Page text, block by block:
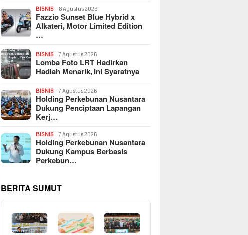
BISNIS 8 Agustus 2026
Fazzio Sunset Blue Hybrid x
Alkateri, Motor Limited Edition
…
BISNIS 7 Agustus 2026
Lomba Foto LRT Hadirkan
Hadiah Menarik, Ini Syaratnya
BISNIS 7 Agustus 2026
Holding Perkebunan Nusantara
Dukung Penciptaan Lapangan
Kerj…
BISNIS 7 Agustus 2026
Holding Perkebunan Nusantara
Dukung Kampus Berbasis
Perkebun…
BERITA SUMUT